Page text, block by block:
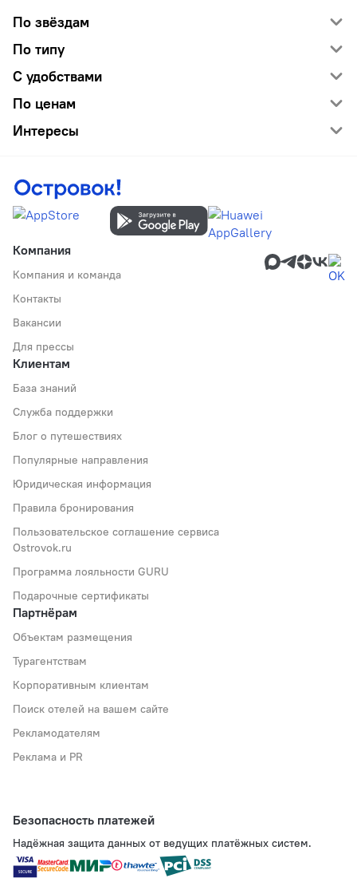
По звёздам
По типу
С удобствами
По ценам
Интересы
Компания
Компания и команда
Контакты
Вакансии
Для прессы
Клиентам
База знаний
Служба поддержки
Блог о путешествиях
Популярные направления
Юридическая информация
Правила бронирования
Пользовательское соглашение сервиса
Ostrovok.ru
Программа лояльности GURU
Подарочные сертификаты
Партнёрам
Объектам размещения
Турагентствам
Корпоративным клиентам
Поиск отелей на вашем сайте
Рекламодателям
Реклама и PR
Безопасность платежей
Надёжная защита данных от ведущих платёжных систем.